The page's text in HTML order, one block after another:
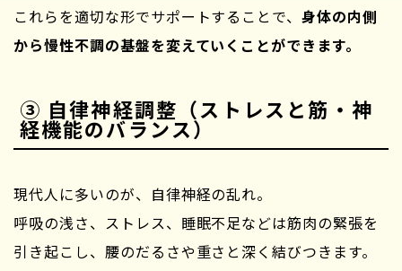
これらを適切な形でサポートすることで、身体の内側
から慢性不調の基盤を変えていくことができます。
③ 自律神経調整（ストレスと筋・神
経機能のバランス）
現代人に多いのが、自律神経の乱れ。
呼吸の浅さ、ストレス、睡眠不足などは筋肉の緊張を
引き起こし、腰のだるさや重さと深く結びつきます。